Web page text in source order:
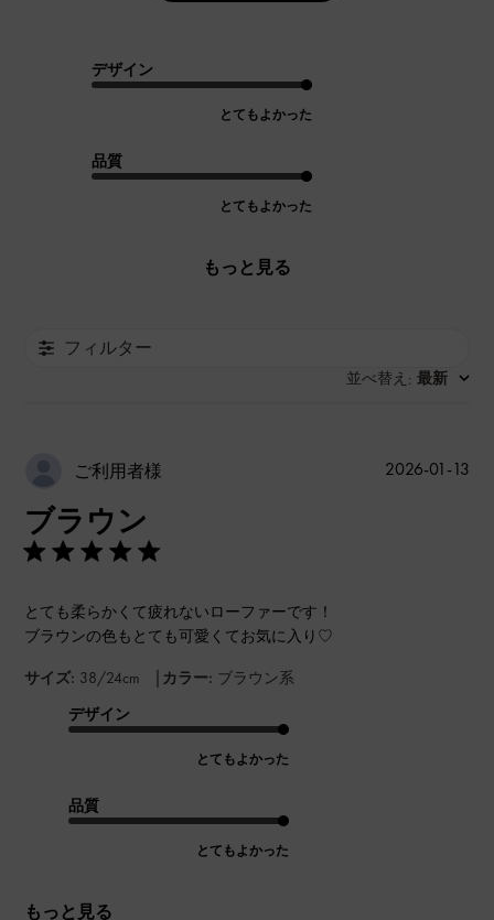
デザイン
とてもよかった
品質
とてもよかった
もっと見る
フィルター
並べ替え : 最新
ご利用者様
ブラウン
とても柔らかくて疲れないローファーです！
ブラウンの色もとても可愛くてお気に入り♡
サイズ: 38/24cm | カラー: ブラウン系
デザイン
とてもよかった
品質
とてもよかった
もっと見る
公
2026-01-13